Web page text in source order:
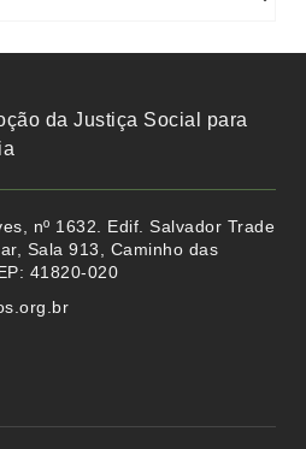
da Justiça Social para
nº 1632. Edif. Salvador Trade
Sala 913, Caminho das
41820-020